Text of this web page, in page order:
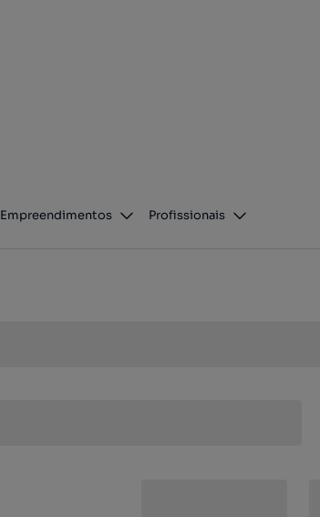
Empreendimentos Profissionais